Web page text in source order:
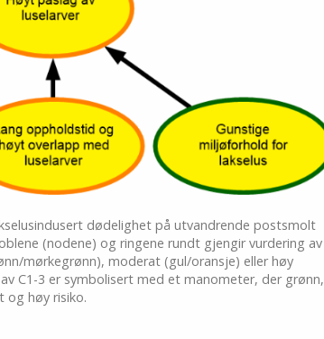
dødelighet på utvandrende postsmolt
(nodene) og ringene rundt gjengir vurdering av
mørkegrønn), moderat (gul/oransje) eller høy
C1-3 er symbolisert med et manometer, der grønn,
og høy risiko.